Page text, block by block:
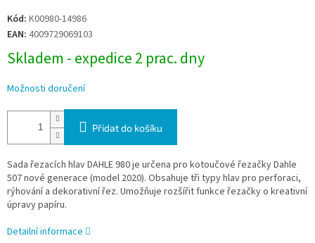
Měrná
cena:
Kód: K00980-14986
EAN: 4009729069103
Skladem - expedice 2 prac. dny
Možnosti doručení
Přidat do košíku
Sada řezacích hlav DAHLE 980 je určena pro kotoučové řezačky Dahle
507 nové generace (model 2020). Obsahuje tři typy hlav pro perforaci,
rýhování a dekorativní řez. Umožňuje rozšířit funkce řezačky o kreativní
úpravy papíru.
Detailní informace